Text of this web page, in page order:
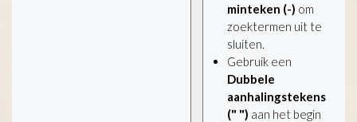
minteken (-) om
zoektermen uit te
sluiten.
Gebruik een
Dubbele
aanhalingstekens
(" ") aan het begin